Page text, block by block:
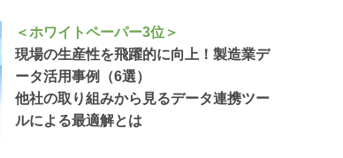
＜ホワイトペーパー3位＞
現場の生産性を飛躍的に向上！製造業デ
ータ活用事例（6選）
他社の取り組みから見るデータ連携ツー
ルによる最適解とは